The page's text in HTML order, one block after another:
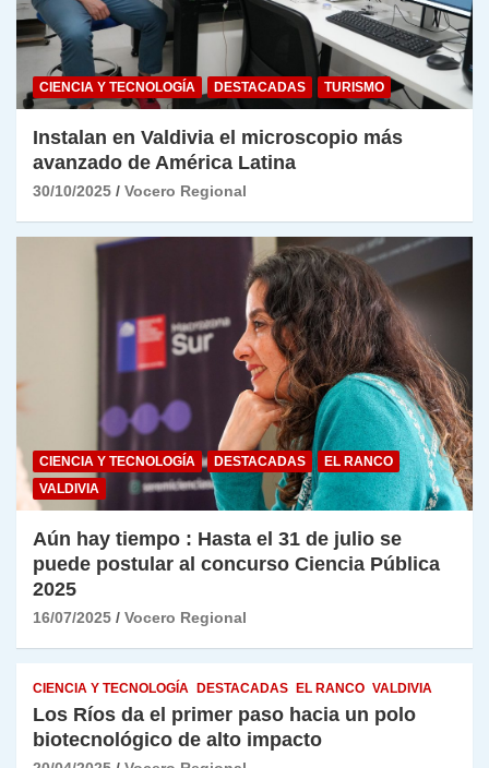
CIENCIA Y TECNOLOGÍA DESTACADAS TURISMO
Instalan en Valdivia el microscopio más
avanzado de América Latina
30/10/2025 Vocero Regional
CIENCIA Y TECNOLOGÍA DESTACADAS
EL RANCO
VALDIVIA
Aún hay tiempo : Hasta el 31 de julio se
puede postular al concurso Ciencia Pública
2025
16/07/2025 Vocero Regional
CIENCIA Y TECNOLOGÍA DESTACADAS EL RANCO VALDIVIA
Los Ríos da el primer paso hacia un polo
biotecnológico de alto impacto